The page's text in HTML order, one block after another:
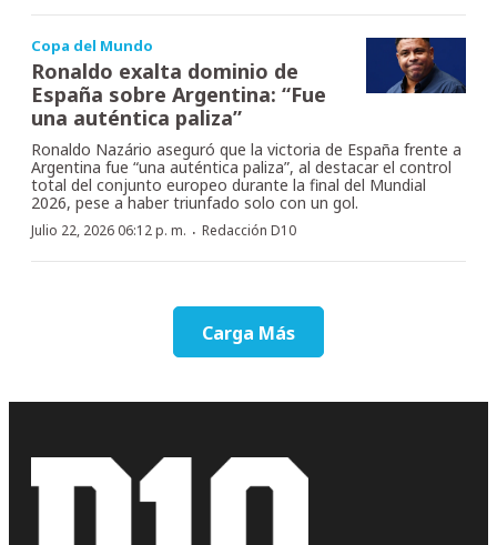
Copa del Mundo
Ronaldo exalta dominio de
España sobre Argentina: “Fue
una auténtica paliza”
Ronaldo Nazário aseguró que la victoria de España frente a
Argentina fue “una auténtica paliza”, al destacar el control
total del conjunto europeo durante la final del Mundial
2026, pese a haber triunfado solo con un gol.
Julio 22, 2026 06:12 p. m. · Redacción D10
Carga Más